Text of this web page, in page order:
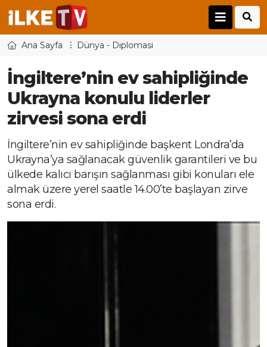
Ana Sayfa Dünya - Diplomasi
İngiltere’nin ev sahipliğinde
Ukrayna konulu liderler
zirvesi sona erdi
İngiltere’nin ev sahipliğinde başkent Londra’da
Ukrayna’ya sağlanacak güvenlik garantileri ve bu
ülkede kalıcı barışın sağlanması gibi konuları ele
almak üzere yerel saatle 14.00’te başlayan zirve
sona erdi.